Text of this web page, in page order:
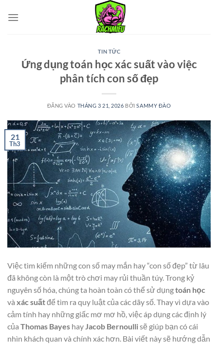
qua
TIN TỨC
Ứng dụng toán học xác suất vào việc
phân tích con số đẹp
ĐĂNG VÀO THÁNG 3 21, 2026 BỞISAMMY ĐÀO
21
Th3
Việc tìm kiếm những con số may mắn hay “con số đẹp” từ lâu
đã không còn là một trò chơi may rủi thuần túy. Trong kỷ
nguyên số hóa, chúng ta hoàn toàn có thể sử dụngtoán học
và xác suấtđể tìm ra quy luật của các dãy số. Thay vì dựa vào
cảm tính hay những giấc mơ mơ hồ, việc áp dụng các định lý
của Thomas Bayes hayJacob Bernoullisẽ giúp bạn có cái
nhìn khách quan và chính xác hơn. Bài viết này sẽ hướng dẫn